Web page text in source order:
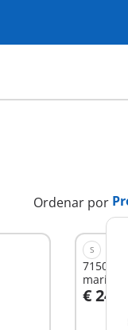
Ordenar por
S
71500 -
marinhos
€ 24,99
Ao